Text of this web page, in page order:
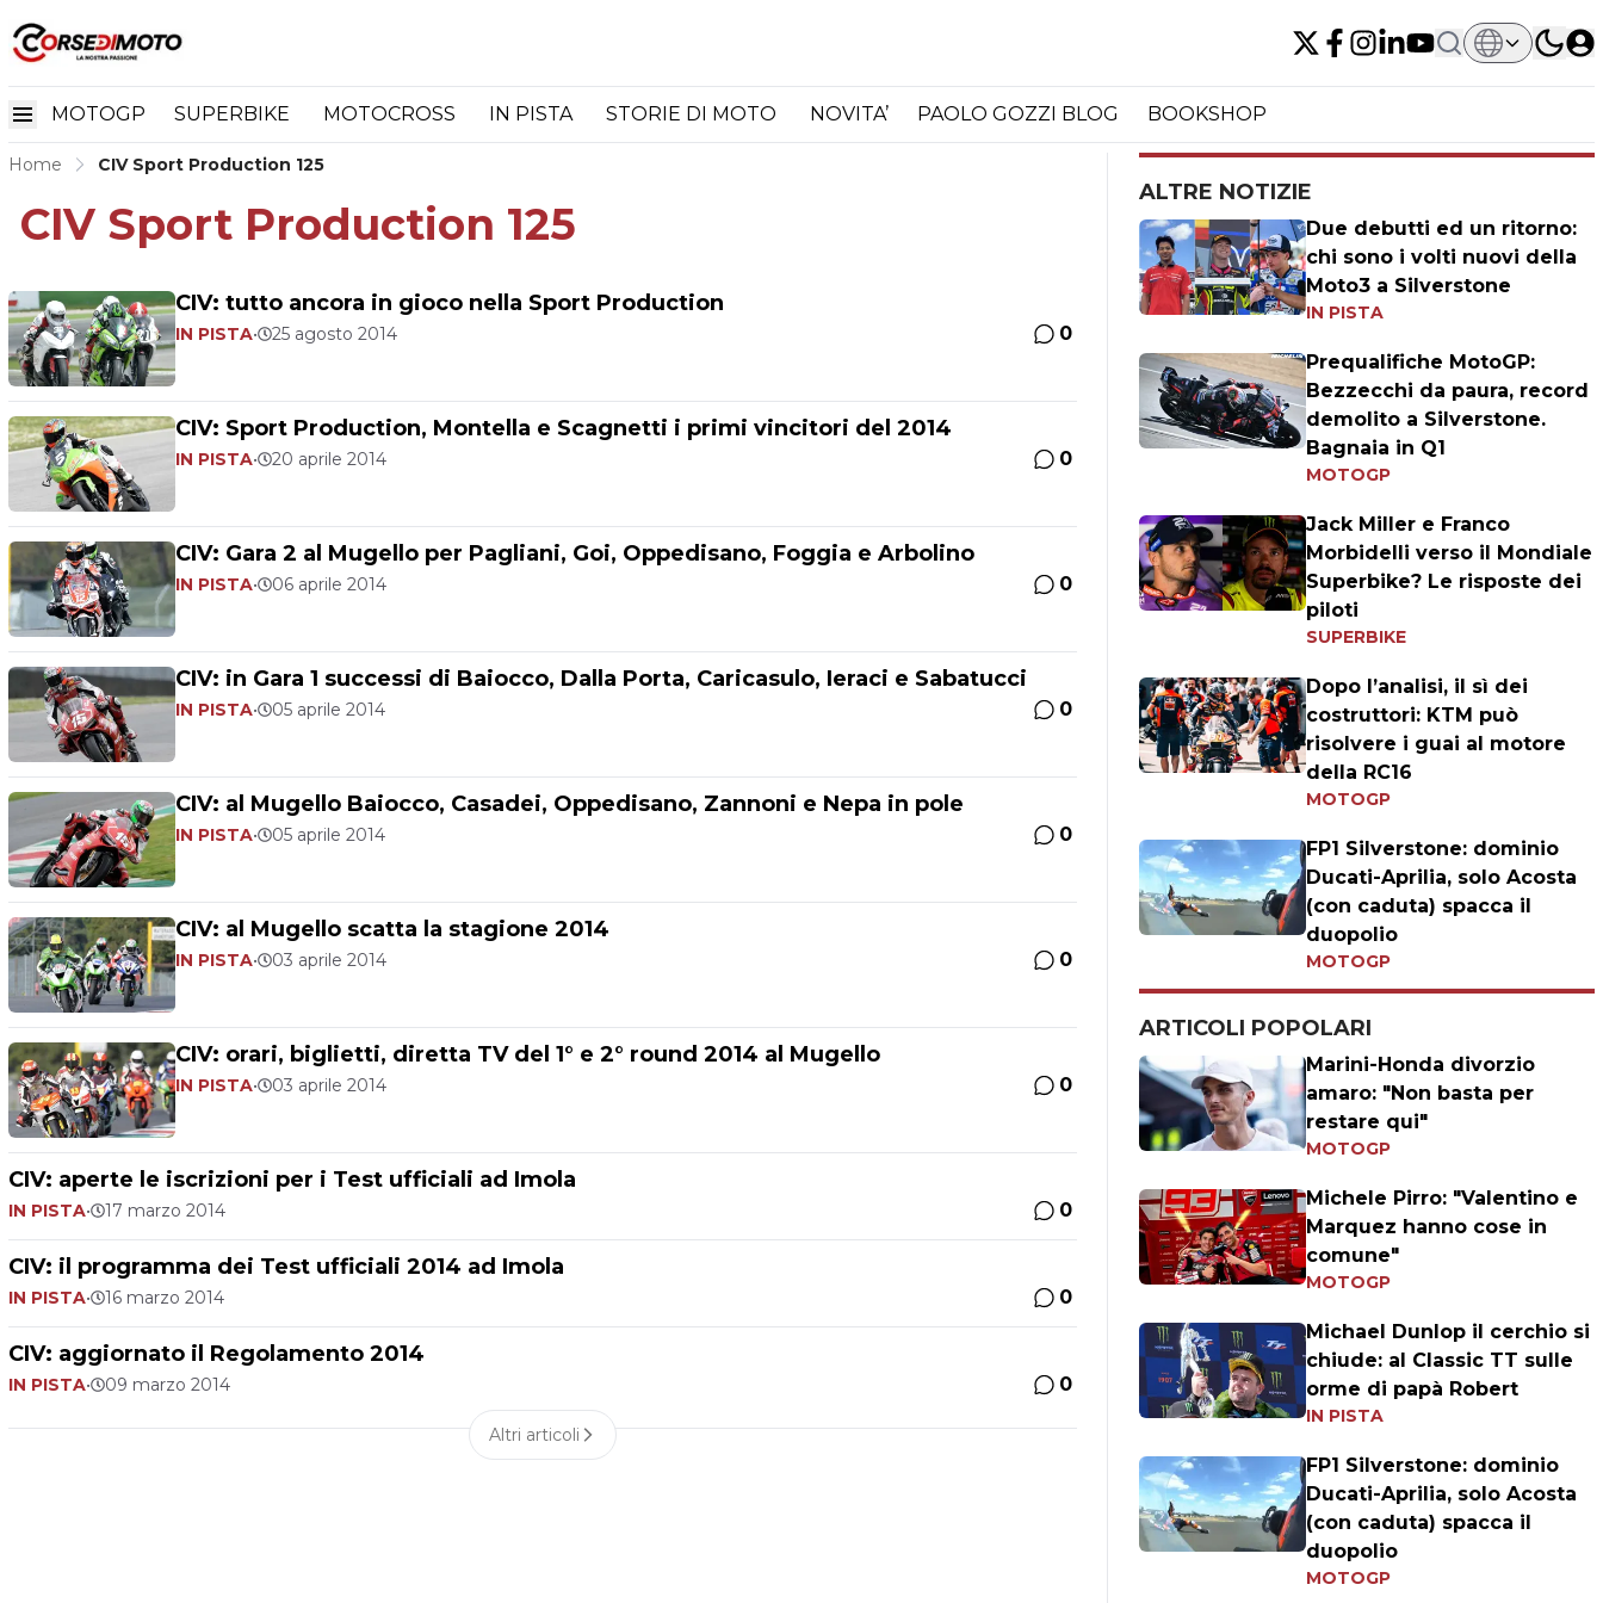
MOTOGP SUPERBIKE MOTOCROSS IN PISTA STORIE DI MOTO NOVITA’ PAOLO GOZZI BLOG BOOKSHOP
Home CIV Sport Production 125
CIV Sport Production 125
CIV: tutto ancora in gioco nella Sport Production
IN PISTA• 25 agosto 2014 0
CIV: Sport Production, Montella e Scagnetti i primi vincitori del 2014
IN PISTA• 20 aprile 2014 0
CIV: Gara 2 al Mugello per Pagliani, Goi, Oppedisano, Foggia e Arbolino
IN PISTA• 06 aprile 2014 0
CIV: in Gara 1 successi di Baiocco, Dalla Porta, Caricasulo, Ieraci e Sabatucci
IN PISTA• 05 aprile 2014 0
CIV: al Mugello Baiocco, Casadei, Oppedisano, Zannoni e Nepa in pole
IN PISTA• 05 aprile 2014 0
CIV: al Mugello scatta la stagione 2014
IN PISTA• 03 aprile 2014 0
CIV: orari, biglietti, diretta TV del 1° e 2° round 2014 al Mugello
IN PISTA• 03 aprile 2014 0
CIV: aperte le iscrizioni per i Test ufficiali ad Imola
IN PISTA• 17 marzo 2014 0
CIV: il programma dei Test ufficiali 2014 ad Imola
IN PISTA• 16 marzo 2014 0
CIV: aggiornato il Regolamento 2014
IN PISTA• 09 marzo 2014 0
Altri articoli
ALTRE NOTIZIE
Due debutti ed un ritorno:
chi sono i volti nuovi della
Moto3 a Silverstone
IN PISTA
Prequalifiche MotoGP:
Bezzecchi da paura, record
demolito a Silverstone.
Bagnaia in Q1
MOTOGP
Jack Miller e Franco
Morbidelli verso il Mondiale
Superbike? Le risposte dei
piloti
SUPERBIKE
Dopo l’analisi, il sì dei
costruttori: KTM può
risolvere i guai al motore
della RC16
MOTOGP
FP1 Silverstone: dominio
Ducati-Aprilia, solo Acosta
(con caduta) spacca il
duopolio
MOTOGP
ARTICOLI POPOLARI
Marini-Honda divorzio
amaro: "Non basta per
restare qui"
MOTOGP
Michele Pirro: "Valentino e
Marquez hanno cose in
comune"
MOTOGP
Michael Dunlop il cerchio si
chiude: al Classic TT sulle
orme di papà Robert
IN PISTA
FP1 Silverstone: dominio
Ducati-Aprilia, solo Acosta
(con caduta) spacca il
duopolio
MOTOGP